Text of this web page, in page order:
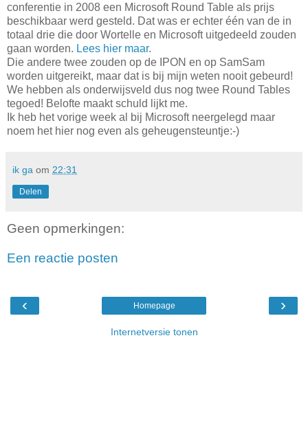
conferentie in 2008 een Microsoft Round Table als prijs
beschikbaar werd gesteld. Dat was er echter één van de in
totaal drie die door Wortelle en Microsoft uitgedeeld zouden
gaan worden. Lees hier maar.
Die andere twee zouden op de IPON en op SamSam
worden uitgereikt, maar dat is bij mijn weten nooit gebeurd!
We hebben als onderwijsveld dus nog twee Round Tables
tegoed! Belofte maakt schuld lijkt me.
Ik heb het vorige week al bij Microsoft neergelegd maar
noem het hier nog even als geheugensteuntje:-)
ik ga om 22:31
Delen
Geen opmerkingen:
Een reactie posten
‹ ›
Homepage
Internetversie tonen